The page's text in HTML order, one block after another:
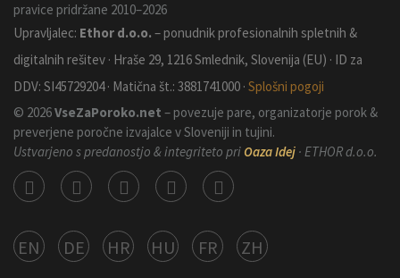
pravice pridržane 2010–2026
Upravljalec: Ethor d.o.o. – ponudnik profesionalnih spletnih &
digitalnih rešitev · Hraše 29, 1216 Smlednik, Slovenija (EU) · ID za
DDV: SI45729204 · Matična št.: 3881741000 · Splošni pogoji
© 2026VseZaPoroko.net – povezuje pare, organizatorje porok &
preverjene poročne izvajalce v Sloveniji in tujini.
Ustvarjeno s predanostjo & integriteto pri Oaza Idej · ETHOR d.o.o.
EN DE HR HU FR ZH